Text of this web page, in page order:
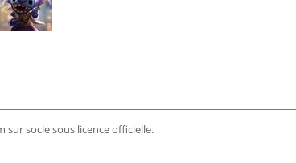
sur socle sous licence officielle.